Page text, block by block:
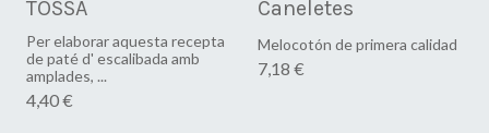
TOSSA
Per elaborar aquesta recepta
de paté d' escalibada amb
amplades, ...
4,40 €
Caneletes
Melocotón de primera calidad
7,18 €